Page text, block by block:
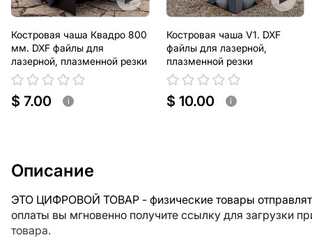
Костровая чаша Квадро 800
мм. DXF файлы для
лазерной, плазменной резки
$ 7.00 i
Костровая чаша V1. DXF
файлы для лазерной,
плазменной резки
$ 10.00 i
Описание
ЭТО ЦИФРОВОЙ ТОВАР - физические товары
оплаты вы мгновенно получите ссылку для загрузки
товара.